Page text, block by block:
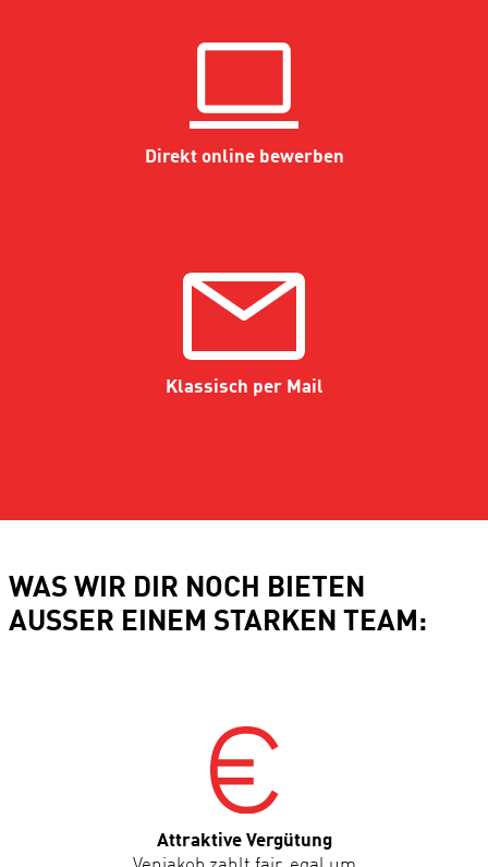
Direkt online bewerben
Klassisch per Mail
WAS WIR DIR NOCH BIETEN
AUSSER EINEM STARKEN TEAM:
Attraktive Vergütung